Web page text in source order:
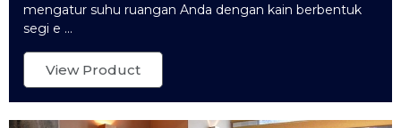
mengatur suhu ruangan Anda dengan kain berbentuk
segi e ...
View Product